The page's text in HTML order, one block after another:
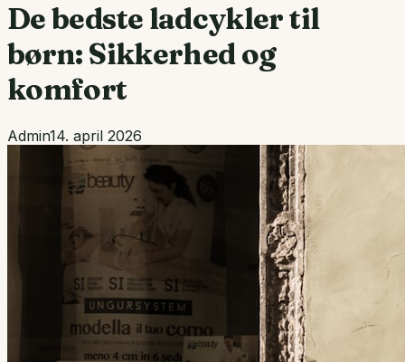
De bedste ladcykler til
børn: Sikkerhed og
komfort
Admin14. april 2026